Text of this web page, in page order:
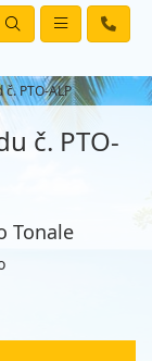
č. PTO-ALP
č. PTO-
Tonale